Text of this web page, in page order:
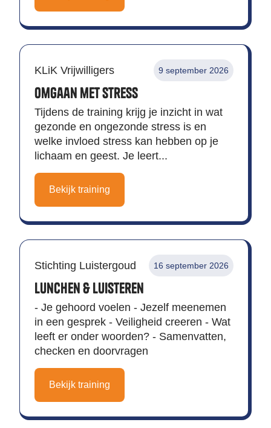
KLiK Vrijwilligers 9 september 2026
Omgaan met stress
Tijdens de training krijg je inzicht in wat
gezonde en ongezonde stress is en
welke invloed stress kan hebben op je
lichaam en geest. Je leert...
Bekijk training
Stichting Luistergoud 16 september 2026
Lunchen & Luisteren
- Je gehoord voelen - Jezelf meenemen
in een gesprek - Veiligheid creeren - Wat
leeft er onder woorden? - Samenvatten,
checken en doorvragen
Bekijk training